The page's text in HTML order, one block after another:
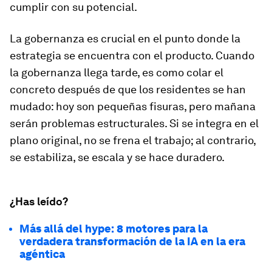
cumplir con su potencial.
La gobernanza es crucial en el punto donde la
estrategia se encuentra con el producto. Cuando
la gobernanza llega tarde, es como colar el
concreto después de que los residentes se han
mudado: hoy son pequeñas fisuras, pero mañana
serán problemas estructurales. Si se integra en el
plano original, no se frena el trabajo; al contrario,
se estabiliza, se escala y se hace duradero.
¿Has leído?
Más allá del hype: 8 motores para la
verdadera transformación de la IA en la era
agéntica